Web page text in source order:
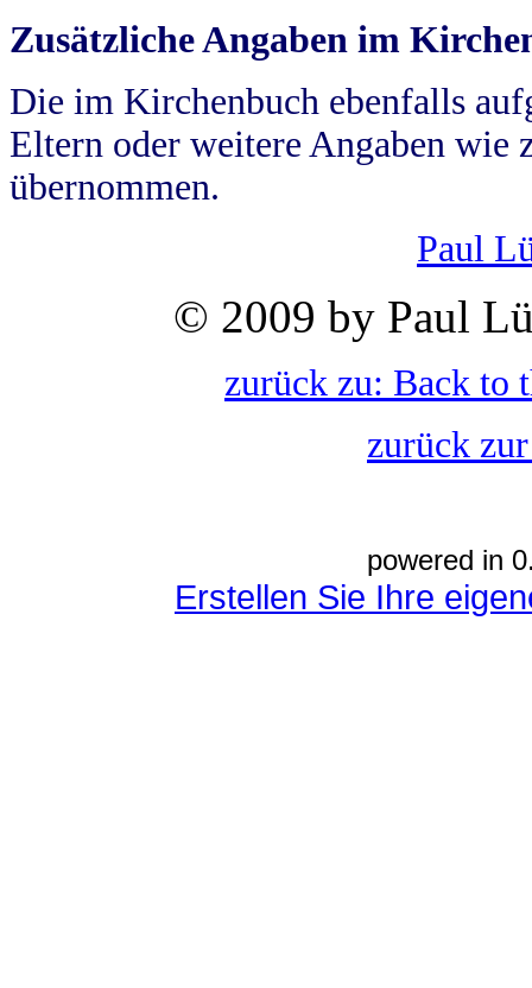
Zusätzliche Angaben im
Die im Kirchenbuch ebenfalls
Eltern oder weitere Angaben wie
übernommen.
Paul
© 2009 by Paul
zurück zu: Back to
zurück
powered in
Erstellen Sie Ihre